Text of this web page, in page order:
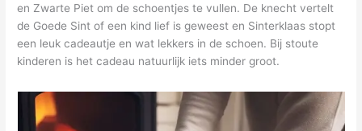
en Zwarte Piet om de schoentjes te vullen. De knecht vertelt
de Goede Sint of een kind lief is geweest en Sinterklaas stopt
een leuk cadeautje en wat lekkers in de schoen. Bij stoute
kinderen is het cadeau natuurlijk iets minder groot.